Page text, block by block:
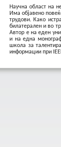
Научна област на
Има објавено
трудови. Како
билатерален и во
Автор е на еден
и на една
школа за
информации при